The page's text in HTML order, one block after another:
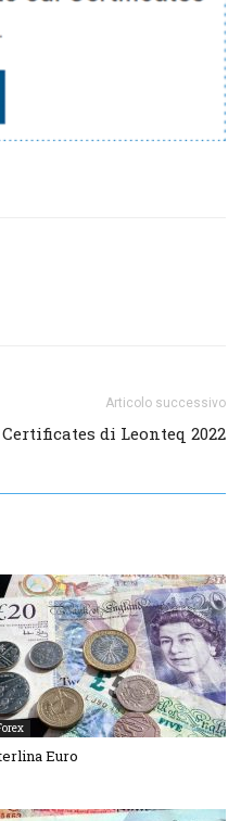
Articolo successivo
Certificates di Leonteq 2022
Euro